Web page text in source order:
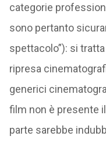
categorie
sono pertanto
spettacolo”): si
ripresa
generici
film non è presente
parte sarebbe